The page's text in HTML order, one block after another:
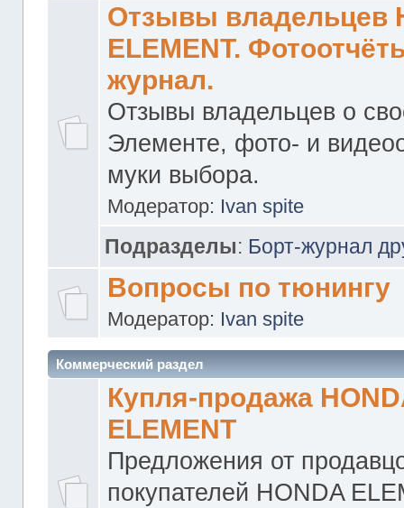
Отзывы владельцев
ELEMENT.
журнал.
Отзывы владельцев о
Элементе, фото- и
муки выбора.
Модератор: Ivan spite
Подразделы: Борт-журнал
Вопросы по тюнингу
Модератор: Ivan spite
Коммерческий раздел
Купля-продажа
ELEMENT
Предложения от
покупателей HONDA